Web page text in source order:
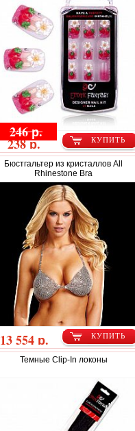
КУПИТЬ
246 р.
238 р.
Бюстгальтер из кристаллов All
Rhinestone Bra
КУПИТЬ
13 554 р.
Темные Clip-In локоны